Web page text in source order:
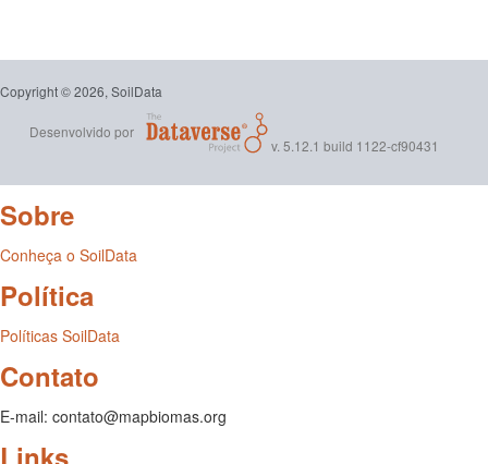
Copyright © 2026, SoilData
Desenvolvido por
v. 5.12.1 build 1122-cf90431
Sobre
Conheça o SoilData
Política
Políticas SoilData
Contato
E-mail: contato@mapbiomas.org
Links